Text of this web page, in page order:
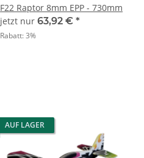
F22 Raptor 8mm EPP - 730mm
jetzt nur 63,92 € *
Rabatt:3%
AUF LAGER